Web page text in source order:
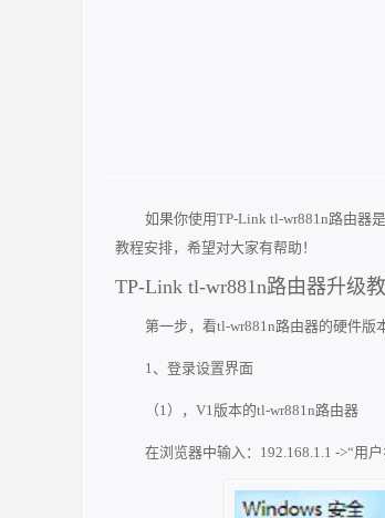
如果你使用TP-Link tl-wr881n路由器
教程安排，希望对大家有帮助！
TP-Link tl-wr881n路由器升级
第一步，看tl-wr881n路由器的硬件版
1、登录设置界面
（1），V1版本的tl-wr881n路由器
在浏览器中输入：192.168.1.1 ->“用